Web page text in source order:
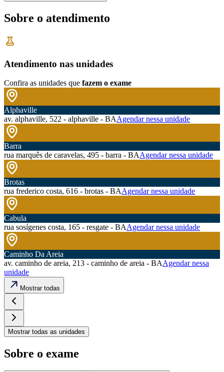
Sobre o atendimento
Atendimento nas unidades
Confira as unidades que fazem o exame
Alphaville
av. alphaville, 522 - alphaville - BAAgendar nessa unidade
Barra
rua marquês de caravelas, 495 - barra - BAAgendar nessa unidade
Brotas
rua frederico costa, 616 - brotas - BAAgendar nessa unidade
Cabula
rua sosígenes costa, 165 - resgate - BAAgendar nessa unidade
Caminho Da Areia
av. caminho de areia, 213 - caminho de areia - BAAgendar nessa
unidade
Mostrar todas
Mostrar todas as unidades
Sobre o exame